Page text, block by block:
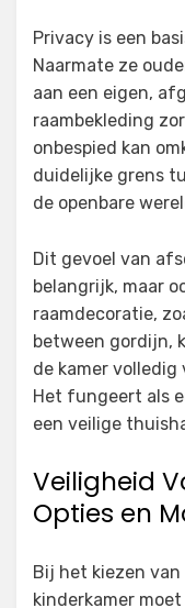
Privacy is een
Naarmate ze
aan een eigen,
raambekleding
onbespied kan
duidelijke grens
de openbare
Dit gevoel van
belangrijk, maar
raamdecoratie,
between gordijn,
de kamer
Het fungeert als
een veilige
Veiligheid
Opties en
Bij het kiezen
kinderkamer